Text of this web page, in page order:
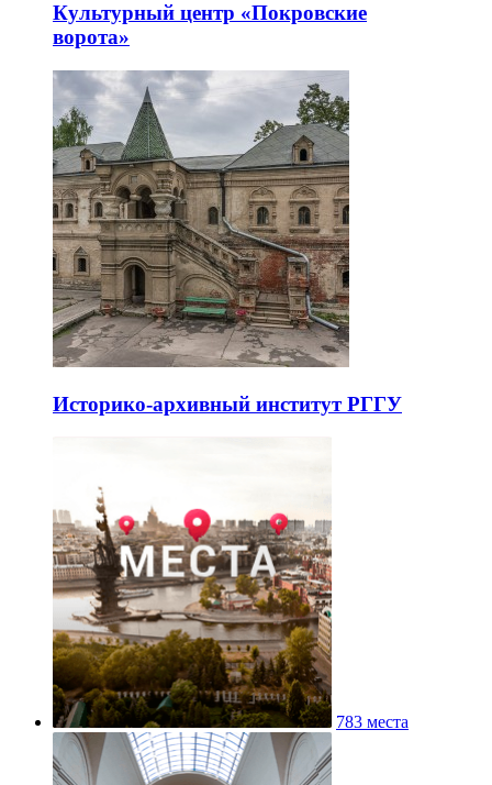
Культурный центр «Покровские
ворота»
Историко-архивный институт РГГУ
783 места